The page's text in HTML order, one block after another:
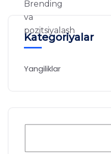
Kategoriyalar
Yangiliklar